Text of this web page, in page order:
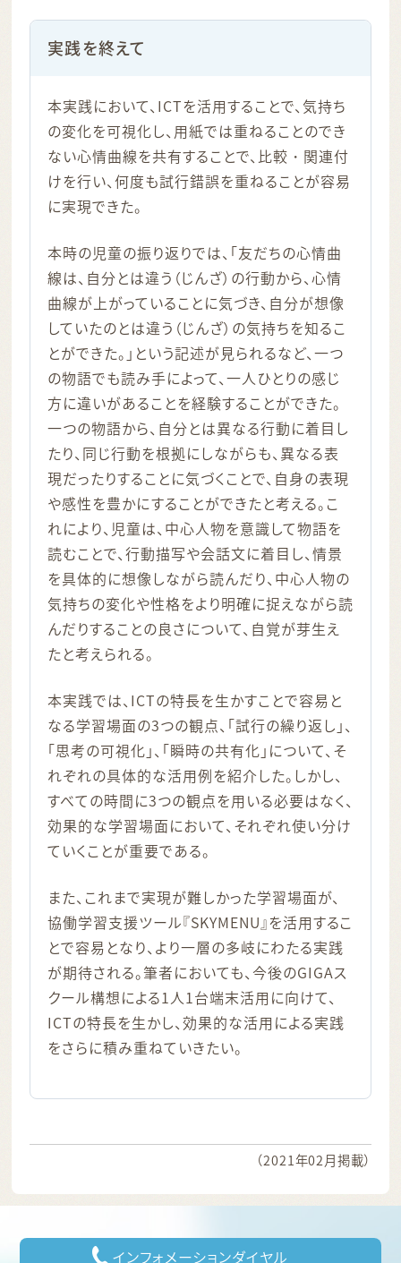
実践を終えて
本実践において、ICTを活用することで、気持ち
の変化を可視化し、用紙では重ねることのでき
ない心情曲線を共有することで、比較・関連付
けを行い、何度も試行錯誤を重ねることが容易
に実現できた。
本時の児童の振り返りでは、「友だちの心情曲
線は、自分とは違う（じんざ）の行動から、心情
曲線が上がっていることに気づき、自分が想像
していたのとは違う（じんざ）の気持ちを知るこ
とができた。」という記述が見られるなど、一つ
の物語でも読み手によって、一人ひとりの感じ
方に違いがあることを経験することができた。
一つの物語から、自分とは異なる行動に着目し
たり、同じ行動を根拠にしながらも、異なる表
現だったりすることに気づくことで、自身の表現
や感性を豊かにすることができたと考える。こ
れにより、児童は、中心人物を意識して物語を
読むことで、行動描写や会話文に着目し、情景
を具体的に想像しながら読んだり、中心人物の
気持ちの変化や性格をより明確に捉えながら読
んだりすることの良さについて、自覚が芽生え
たと考えられる。
本実践では、ICTの特長を生かすことで容易と
なる学習場面の3つの観点、「試行の繰り返し」、
「思考の可視化」、「瞬時の共有化」について、そ
れぞれの具体的な活用例を紹介した。しかし、
すべての時間に3つの観点を用いる必要はなく、
効果的な学習場面において、それぞれ使い分け
ていくことが重要である。
また、これまで実現が難しかった学習場面が、
協働学習支援ツール『SKYMENU』を活用するこ
とで容易となり、より一層の多岐にわたる実践
が期待される。筆者においても、今後のGIGAス
クール構想による1人1台端末活用に向けて、
ICTの特長を生かし、効果的な活用による実践
をさらに積み重ねていきたい。
（2021年02月掲載）
インフォメーションダイヤル